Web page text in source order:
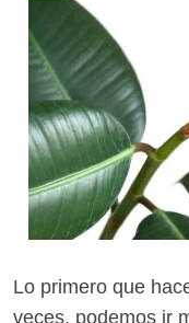
Lo primero que
veces, podemos ir